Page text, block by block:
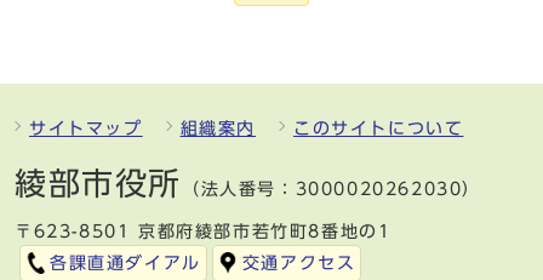
サイトマップ 組織案内 このサイトについて
綾部市役所 （法人番号：3000020262030）
〒623-8501 京都府綾部市若竹町8番地の1
各課直通ダイアル
交通アクセス